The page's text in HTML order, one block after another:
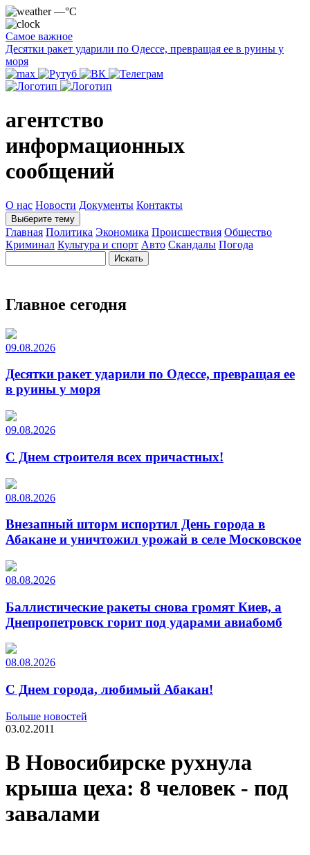
—°C
Самое важное
Десятки ракет ударили по Одессе, превращая ее в руины у
моря
агентство
информационных
сообщений
О нас Новости Документы Контакты
Выберите тему
Главная Политика Экономика Происшествия Общество
Криминал Культура и спорт Авто Скандалы Погода
Главное сегодня
09.08.2026
Десятки ракет ударили по Одессе, превращая ее
в руины у моря
09.08.2026
С Днем строителя всех причастных!
08.08.2026
Внезапный шторм испортил День города в
Абакане и уничтожил урожай в селе Московское
08.08.2026
Баллистические ракеты снова громят Киев, а
Днепропетровск горит под ударами авиабомб
08.08.2026
С Днем города, любимый Абакан!
Больше новостей
03.02.2011
В Новосибирске рухнула
крыша цеха: 8 человек - под
завалами